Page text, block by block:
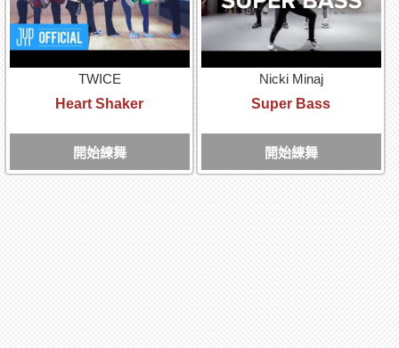
TWICE
Heart Shaker
開始練舞
Nicki Minaj
Super Bass
開始練舞